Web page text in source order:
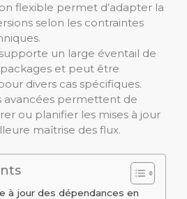
flexible permet d’adapter la
selon les contraintes
un large éventail de
et peut être
divers cas spécifiques.
avancées permettent de
ou planifier les mises à jour
maîtrise des flux.
à jour des dépendances en